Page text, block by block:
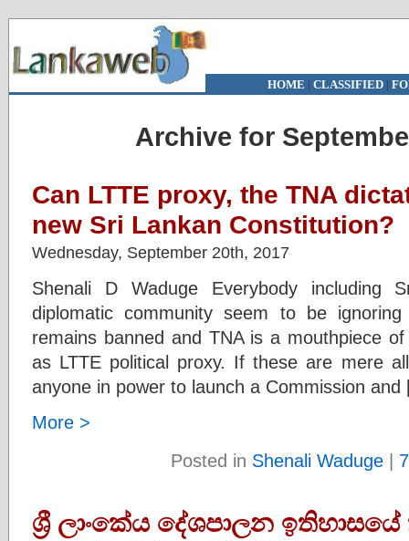
HOME | CLASSIFIED|
Archive for
Can LTTE proxy, the TNA
new Sri Lankan Constitution?
Wednesday, September 20th, 2017
Shenali D Waduge Everybody including
diplomatic community seem to be
remains banned and TNA is a mouthpiece
as LTTE political proxy. If these are mere
anyone in power to launch a Commission
More >
Posted in Shenali Waduge |
ශ්‍රී ලාංකේය දේශපාලන